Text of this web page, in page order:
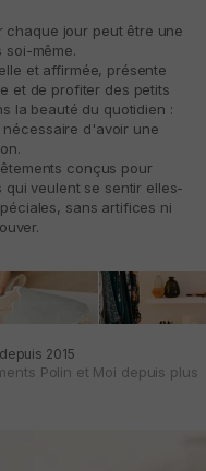
chaque jour peut être une
même.
et affirmée, présente
et de profiter des petits
la beauté du quotidien :
d'avoir une
conçus pour
veulent se sentir elles-
sans artifices ni
2015
Polin et Moi depuis plus